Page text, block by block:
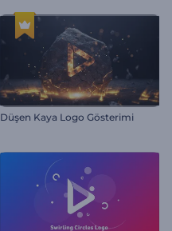
Düşen Kaya Logo Gösterimi